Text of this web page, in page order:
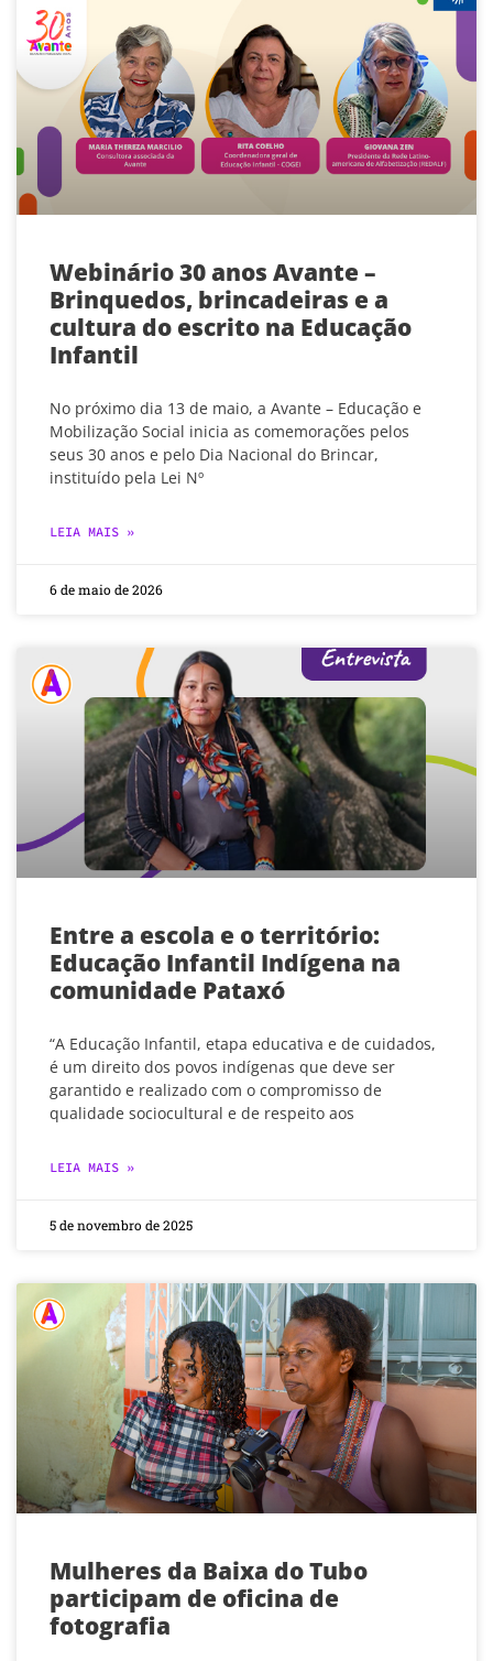
Webinário 30 anos Avante –
Brinquedos, brincadeiras e a
cultura do escrito na Educação
Infantil
No próximo dia 13 de maio, a Avante – Educação e
Mobilização Social inicia as comemorações pelos
seus 30 anos e pelo Dia Nacional do Brincar,
instituído pela Lei Nº
LEIA MAIS »
6 de maio de 2026
Entre a escola e o território:
Educação Infantil Indígena na
comunidade Pataxó
“A Educação Infantil, etapa educativa e de cuidados,
é um direito dos povos indígenas que deve ser
garantido e realizado com o compromisso de
qualidade sociocultural e de respeito aos
LEIA MAIS »
5 de novembro de 2025
Mulheres da Baixa do Tubo
participam de oficina de
fotografia